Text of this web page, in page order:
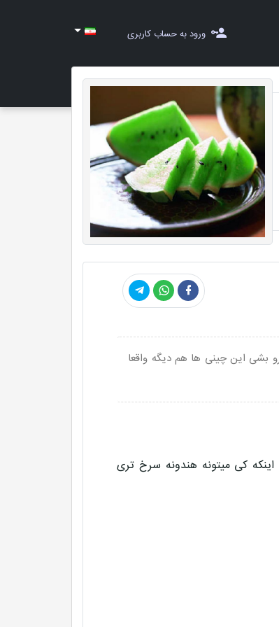
ورود به حساب کاربری
بشی این چینی ها هم دیگه واقعا
کی میتونه هندونه سرخ تری